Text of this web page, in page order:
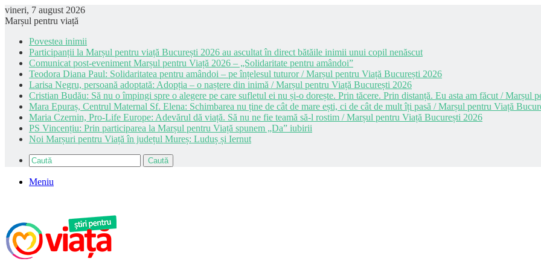
vineri, 7 august 2026
Marșul pentru viață
Povestea inimii
Participanții la Marșul pentru viață București 2026 au ascultat în direct bătăile inimii unui copil nenăscut
Comunicat post-eveniment Marșul pentru Viață 2026 – „Solidaritate pentru amândoi”
Teodora Diana Paul: Solidaritatea pentru amândoi – pe înțelesul tuturor / Marșul pentru Viață București 2026
Larisa Negru, persoană adoptată: Adopția – o naștere din inimă / Marșul pentru Viață București 2026
Cristian Budău: Să nu o împingi spre o alegere pe care sufletul ei nu și-o dorește. Prin tăcere. Prin distanță. Eu asta am făcut / Marșul
Mara Epuraș, Centrul Maternal Sf. Elena: Schimbarea nu ține de cât de mare ești, ci de cât de mult îți pasă / Marșul pentru Viață
Maria Czernin, Pro-Life Europe: Adevărul dă viață. Să nu ne fie teamă să-l rostim / Marșul pentru Viață București 2026
PS Vincențiu: Prin participarea la Marșul pentru Viață spunem „Da” iubirii
Noi Marșuri pentru Viață în județul Mureș: Luduș și Iernut
Caută
Meniu